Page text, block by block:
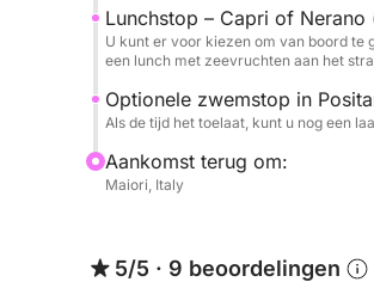
snorkeluitrusting, drijvende
een aperitief in Italiaanse stijl
nu besluit om de levendige
ontspannen, deze
Lunchstop – Capri of Nerano
U kunt er voor kiezen om van boord te
een lunch met zeevruchten aan het
Optionele zwemstop in
Als de tijd het toelaat, kunt u nog een
Aankomst terug om:
Maiori, Italy
5/5 · 9 beoordelingen